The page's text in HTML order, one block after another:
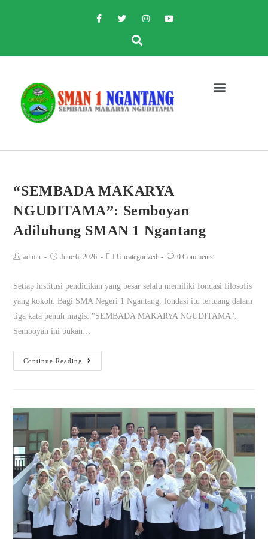
“SEMBADA MAKARYA
NGUDITAMA”: Semboyan
Adiluhung SMAN 1 Ngantang
admin June 6, 2026 Uncategorized 0 Comments
Setiap institusi pendidikan yang besar selalu memiliki fondasi filosofis
yang kokoh. Bagi SMA Negeri 1 Ngantang, fondasi itu tertuang dalam
tiga kata penuh magis: "SEMBADA MAKARYA NGUDITAMA".
Semboyan ini bukan…
Continue Reading